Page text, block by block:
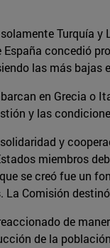
Turquía
concedió
las más bajas
en Grecia o
y las
y
miembros
se creó fue un
La Comisión
de
de la